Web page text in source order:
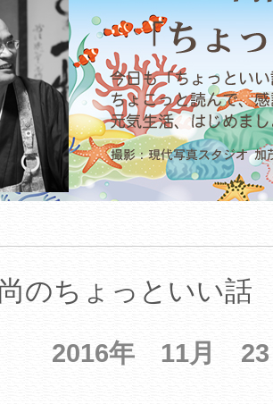
のちょっといい話
2016年 11月